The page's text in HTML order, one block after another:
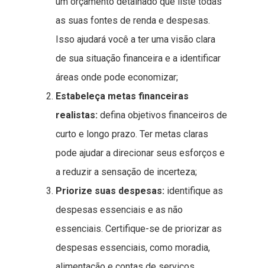
as suas fontes de renda e despesas.
Isso ajudará você a ter uma visão clara
de sua situação financeira e a identificar
áreas onde pode economizar;
Estabeleça metas financeiras
realistas: defina objetivos financeiros de
curto e longo prazo. Ter metas claras
pode ajudar a direcionar seus esforços e
a reduzir a sensação de incerteza;
Priorize suas despesas: identifique as
despesas essenciais e as não
essenciais. Certifique-se de priorizar as
despesas essenciais, como moradia,